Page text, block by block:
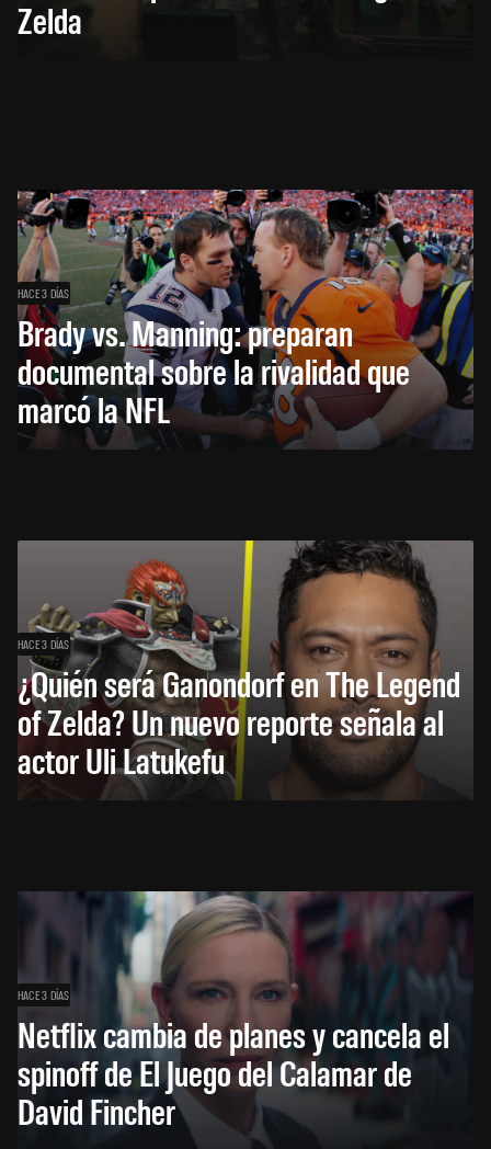
Zelda
HACE 3 DÍAS
Brady vs. Manning: preparan
documental sobre la rivalidad que
marcó la NFL
HACE 3 DÍAS
¿Quién será Ganondorf en The Legend
of Zelda? Un nuevo reporte señala al
actor Uli Latukefu
HACE 3 DÍAS
Netflix cambia de planes y cancela el
spinoff de El Juego del Calamar de
David Fincher